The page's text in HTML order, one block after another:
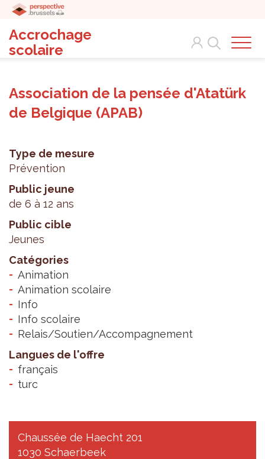
Accrochage
scolaire
Search
Association de la pensée d'Atatürk
de Belgique (APAB)
Type de mesure
Prévention
Public jeune
de 6 à 12 ans
Public cible
Jeunes
Catégories
Animation
Animation scolaire
Info
Info scolaire
Relais/Soutien/Accompagnement
Langues de l'offre
français
turc
Chaussée de Haecht 201
1030 Schaerbeek